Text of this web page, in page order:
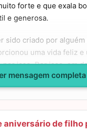
forte e que exala
e generosa.
sido criado por alguém
uma vida feliz e
isso. Por isso, em
gratidão e amor
retribuir tudo o que
o tamanho do meu
hoje, no seu
mensagem completa
aniversário de filho